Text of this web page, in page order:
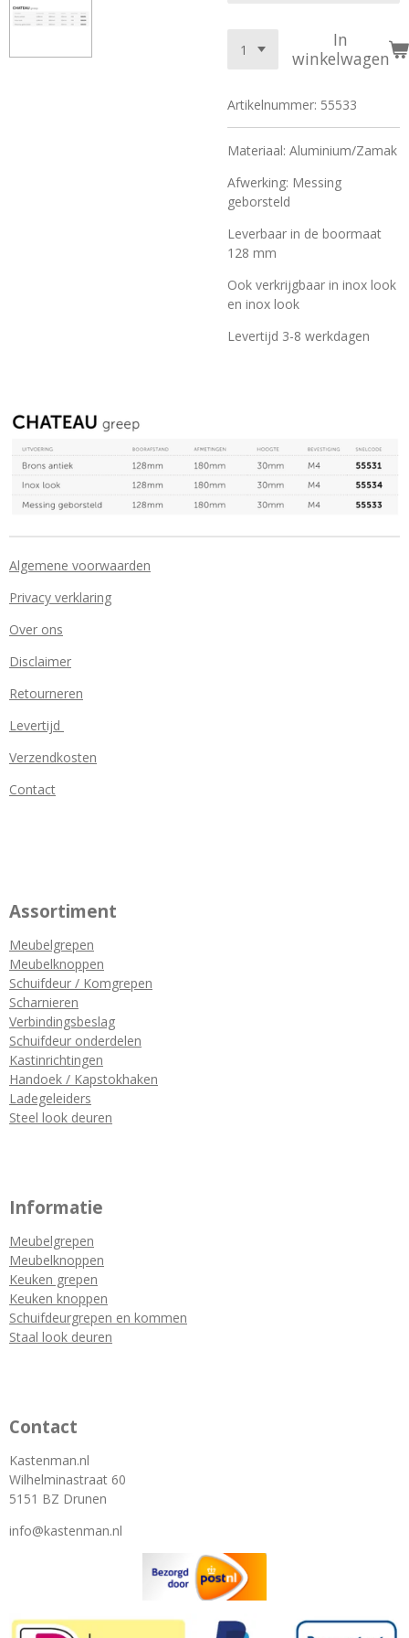
In
winkelwagen
Artikelnummer: 55533
Materiaal: Aluminium/Zamak
Afwerking: Messing
geborsteld
Leverbaar in de boormaat
128 mm
Ook verkrijgbaar in inox look
en inox look
Levertijd 3-8 werkdagen
Algemene voorwaarden
Privacy verklaring
Over ons
Disclaimer
Retourneren
Levertijd
Verzendkosten
Contact
Assortiment
Meubelgrepen
Meubelknoppen
Schuifdeur / Komgrepen
Scharnieren
Verbindingsbeslag
Schuifdeur onderdelen
Kastinrichtingen
Handoek / Kapstokhaken
Ladegeleiders
Steel look deuren
Informatie
Meubelgrepen
Meubelknoppen
Keuken grepen
Keuken knoppen
Schuifdeurgrepen en kommen
Staal look deuren
Contact
Kastenman.nl
Wilhelminastraat 60
5151 BZ Drunen
info@kastenman.nl